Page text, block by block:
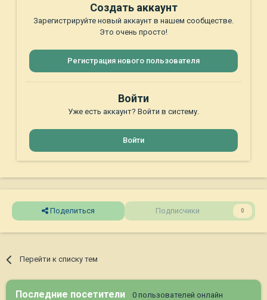
Создать аккаунт
Зарегистрируйте новый аккаунт в нашем сообществе.
Это очень просто!
Регистрация нового пользователя
Войти
Уже есть аккаунт? Войти в систему.
Войти
Поделиться Подписчики 0
Перейти к списку тем
Последние посетители 0 пользователей онлайн